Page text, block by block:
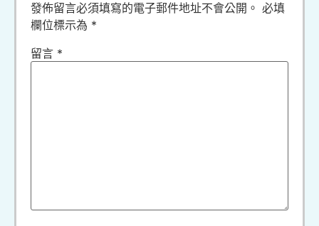
發佈留言必須填寫的電子郵件地址不會公開。 必填
欄位標示為 *
留言 *